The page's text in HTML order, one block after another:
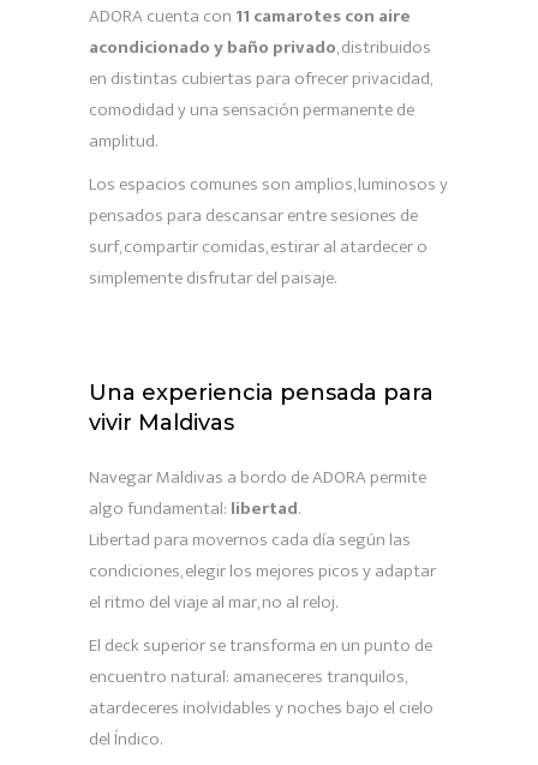
ADORA cuenta con 11 camarotes con aire
acondicionado y baño privado, distribuidos
en distintas cubiertas para ofrecer privacidad,
comodidad y una sensación permanente de
amplitud.
Los espacios comunes son amplios, luminosos y
pensados para descansar entre sesiones de
surf, compartir comidas, estirar al atardecer o
simplemente disfrutar del paisaje.
Una experiencia pensada para
vivir Maldivas
Navegar Maldivas a bordo de ADORA permite
algo fundamental: libertad.
Libertad para movernos cada día según las
condiciones, elegir los mejores picos y adaptar
el ritmo del viaje al mar, no al reloj.
El deck superior se transforma en un punto de
encuentro natural: amaneceres tranquilos,
atardeceres inolvidables y noches bajo el cielo
del Índico.